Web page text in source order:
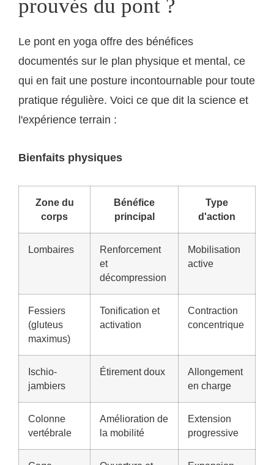
prouvés du pont ?
Le pont en yoga offre des bénéfices
documentés sur le plan physique et mental, ce
qui en fait une posture incontournable pour toute
pratique régulière. Voici ce que dit la science et
l'expérience terrain :
Bienfaits physiques
Zone du
corps
Bénéfice
principal
Type
d'action
Lombaires
Renforcement
et
décompression
Mobilisation
active
Fessiers
(gluteus
maximus)
Tonification et
activation
Contraction
concentrique
Ischio-
jambiers
Étirement doux
Allongement
en charge
Colonne
vertébrale
Amélioration de
la mobilité
Extension
progressive